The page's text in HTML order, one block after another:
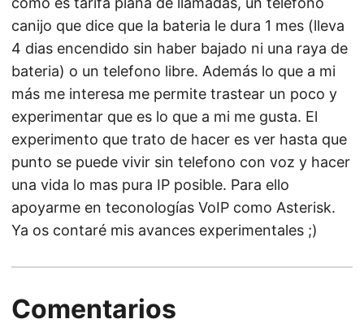
canijo que dice que la bateria le dura 1 mes (lleva
4 dias encendido sin haber bajado ni una raya de
bateria) o un telefono libre. Además lo que a mi
más me interesa me permite trastear un poco y
experimentar que es lo que a mi me gusta. El
experimento que trato de hacer es ver hasta que
punto se puede vivir sin telefono con voz y hacer
una vida lo mas pura IP posible. Para ello
apoyarme en teconologías VoIP como Asterisk.
Ya os contaré mis avances experimentales ;)
Comentarios